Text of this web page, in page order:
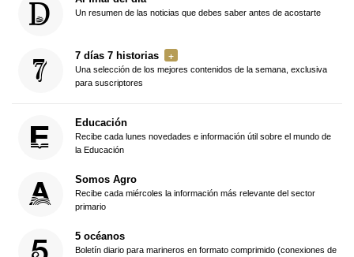
Un resumen de las noticias que debes saber antes de acostarte
7 días 7 historias
Una selección de los mejores contenidos de la semana, exclusiva
para suscriptores
Educación
Recibe cada lunes novedades e información útil sobre el mundo de
la Educación
Somos Agro
Recibe cada miércoles la información más relevante del sector
primario
5 océanos
Boletín diario para marineros en formato comprimido (conexiones de